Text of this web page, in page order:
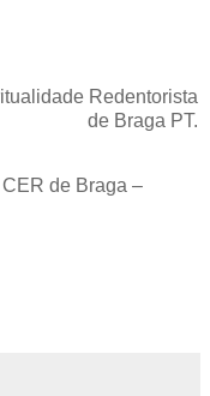
Redentorista
de Braga PT.
de Braga –